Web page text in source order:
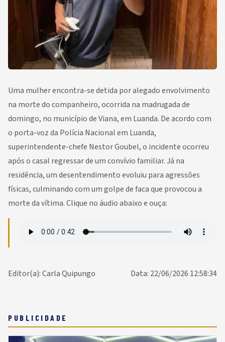
Uma mulher encontra-se detida por alegado envolvimento
na morte do companheiro, ocorrida na madrugada de
domingo, no município de Viana, em Luanda. De acordo com
o porta-voz da Polícia Nacional em Luanda,
superintendente-chefe Nestor Goubel, o incidente ocorreu
após o casal regressar de um convívio familiar. Já na
residência, um desentendimento evoluiu para agressões
físicas, culminando com um golpe de faca que provocou a
morte da vítima. Clique no áudio abaixo e ouça:
Data: 22/06/2026 12:58:34
Editor(a): Carla Quipungo
PUBLICIDADE